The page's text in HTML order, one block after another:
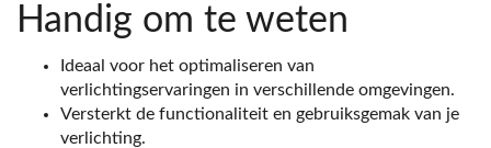
Handig om te weten
Ideaal voor het optimaliseren van
verlichtingservaringen in verschillende omgevingen.
Versterkt de functionaliteit en gebruiksgemak van je
verlichting.